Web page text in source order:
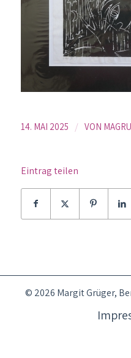
14. MAI 2025 / VON
Eintrag teilen
© 2026 Margit Grüger,